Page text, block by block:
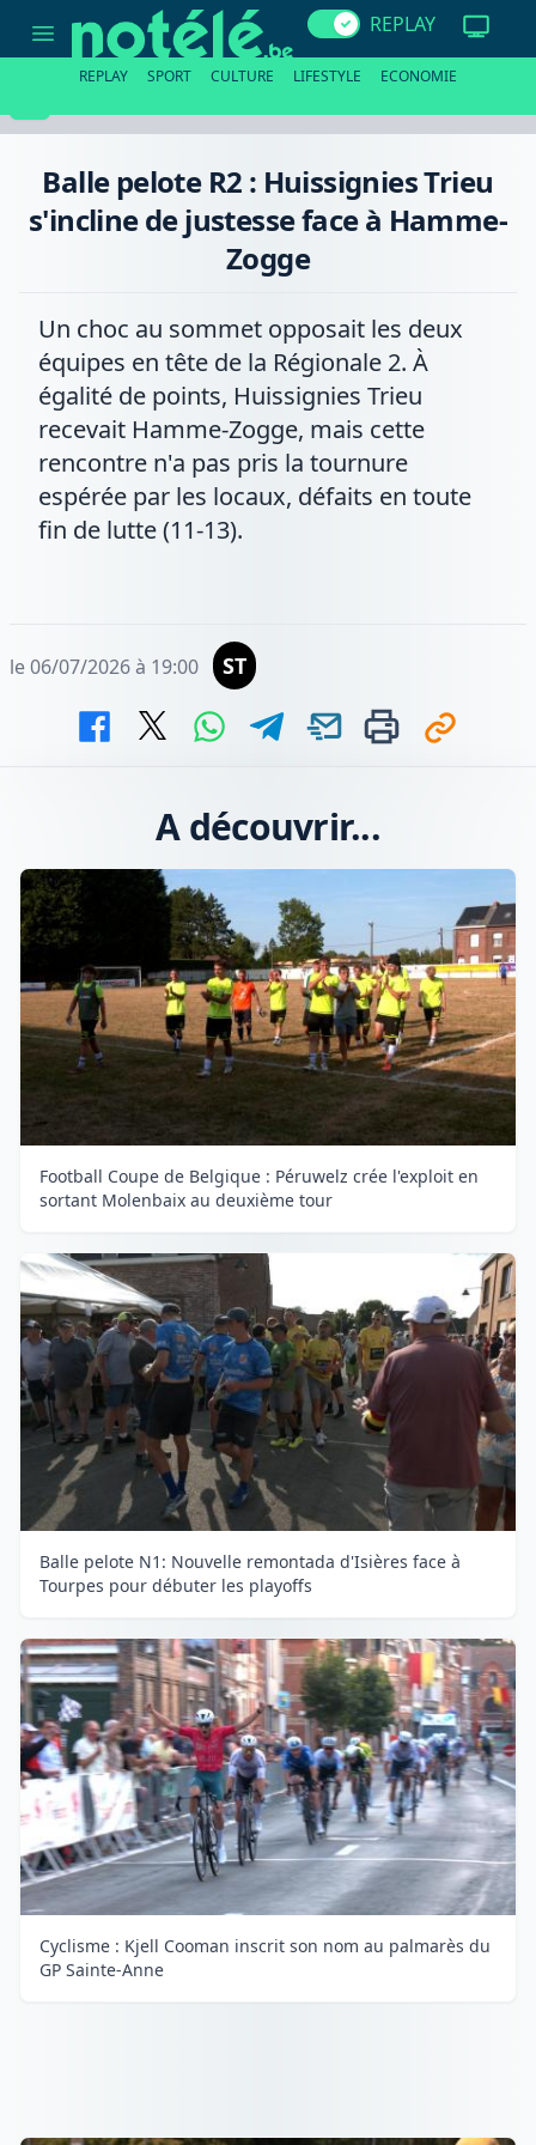
pelote
s'incline
Hamme-
REPLAY
REPLAY SPORT CULTURE LIFESTYLE ECONOMIE
Balle pelote R2 : Huissignies Trieu
s'incline de justesse face à Hamme-
Zogge
Un choc au sommet opposait les deux
équipes en tête de la Régionale 2. À
égalité de points, Huissignies Trieu
recevait Hamme-Zogge, mais cette
rencontre n'a pas pris la tournure
espérée par les locaux, défaits en toute
fin de lutte (11-13).
le 06/07/2026 à 19:00 ST
A découvrir...
Football Coupe de Belgique : Péruwelz crée l'exploit en
sortant Molenbaix au deuxième tour
Balle pelote N1: Nouvelle remontada d'Isières face à
Tourpes pour débuter les playoffs
Cyclisme : Kjell Cooman inscrit son nom au palmarès du
GP Sainte-Anne